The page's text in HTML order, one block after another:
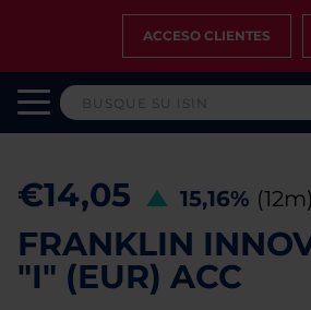
ACCESO CLIENTES
€14,05 15,16% (12m)
FRANKLIN
"I" (EUR) ACC